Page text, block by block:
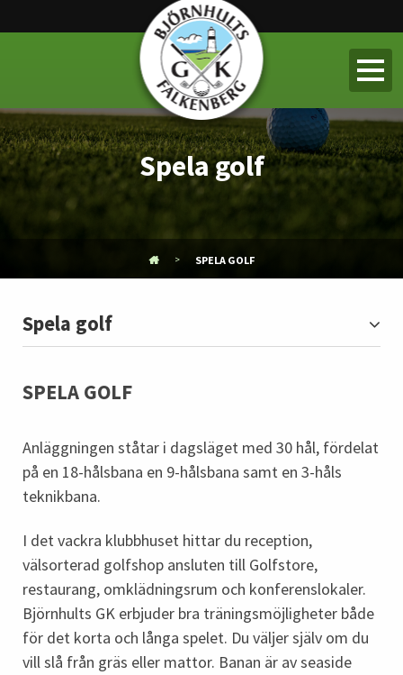
Spela golf
SPELA GOLF
Spela golf
SPELA GOLF
Anläggningen ståtar i dagsläget med 30 hål, fördelat
på en 18-hålsbana en 9-hålsbana samt en 3-håls
teknikbana.
I det vackra klubbhuset hittar du reception,
välsorterad golfshop ansluten till Golfstore,
restaurang, omklädningsrum och konferenslokaler.
Björnhults GK erbjuder bra träningsmöjligheter både
för det korta och långa spelet. Du väljer själv om du
vill slå från gräs eller mattor. Banan är av seaside